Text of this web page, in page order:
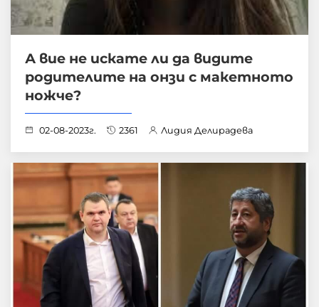
А вие не искате ли да видите
родителите на онзи с макетното
ножче?
02-08-2023г. 2361 Лидия Делирадева